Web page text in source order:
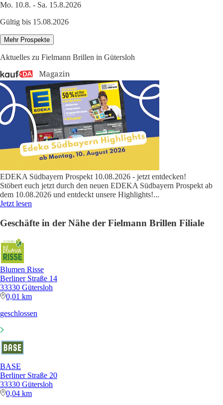
Mo. 10.8. - Sa. 15.8.2026
Gültig bis 15.08.2026
Mehr Prospekte
Aktuelles zu Fielmann Brillen in Gütersloh
EDEKA Südbayern Prospekt 10.08.2026 - jetzt entdecken!
Stöbert euch jetzt durch den neuen EDEKA Südbayern Prospekt ab
dem 10.08.2026 und entdeckt unsere Highlights!...
Jetzt lesen
Geschäfte in der Nähe der Fielmann Brillen Filiale
Blumen Risse
Berliner Straße 14
33330 Gütersloh
0,01 km
geschlossen
BASE
Berliner Straße 20
33330 Gütersloh
0,04 km